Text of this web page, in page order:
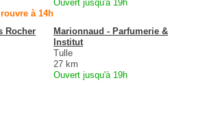
à 14h
Ouvert jusqu'à 19h
Rocher
Marionnaud - Parfumerie &
Institut
Tulle
27 km
Ouvert jusqu'à 19h